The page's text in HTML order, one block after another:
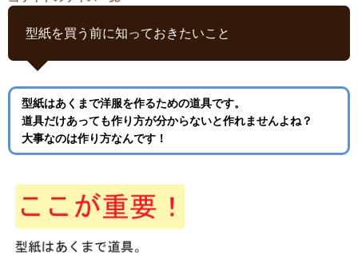
型紙を買う前に知っておきたいこと
型紙はあくまで洋服を作るための道具です。
道具だけあっても作り方が分からないと作れませんよね？
大事なのは作り方なんです！